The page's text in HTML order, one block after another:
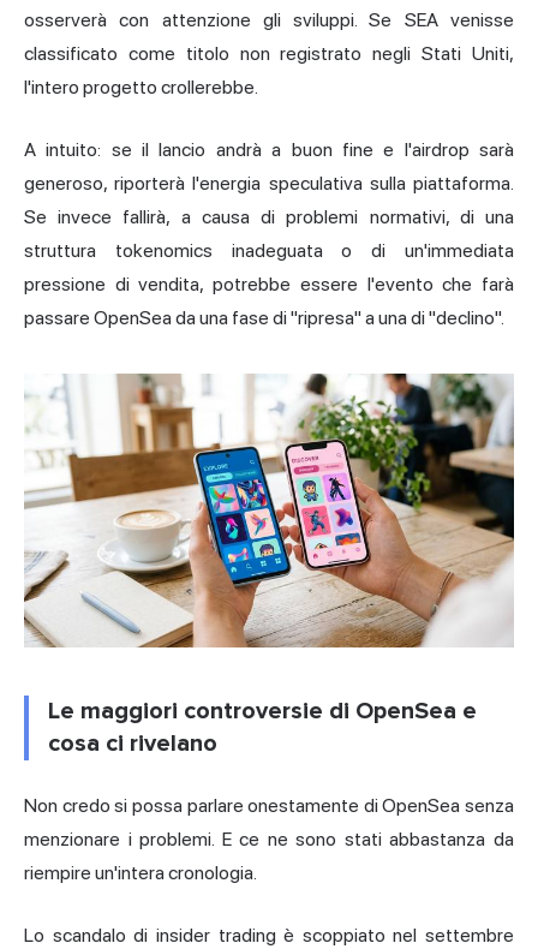
osserverà con attenzione gli sviluppi. Se SEA venisse
classificato come titolo non registrato negli Stati Uniti,
l'intero progetto crollerebbe.
A intuito: se il lancio andrà a buon fine e l'airdrop sarà
generoso, riporterà l'energia speculativa sulla piattaforma.
Se invece fallirà, a causa di problemi normativi, di una
struttura tokenomics inadeguata o di un'immediata
pressione di vendita, potrebbe essere l'evento che farà
passare OpenSea da una fase di "ripresa" a una di "declino".
Le maggiori controversie di OpenSea e
cosa ci rivelano
Non credo si possa parlare onestamente di OpenSea senza
menzionare i problemi. E ce ne sono stati abbastanza da
riempire un'intera cronologia.
Lo scandalo di insider trading è scoppiato nel settembre